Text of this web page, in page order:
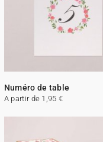
Numéro de table
A partir de 1,95 €